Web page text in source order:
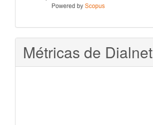
Métricas de Dialnet